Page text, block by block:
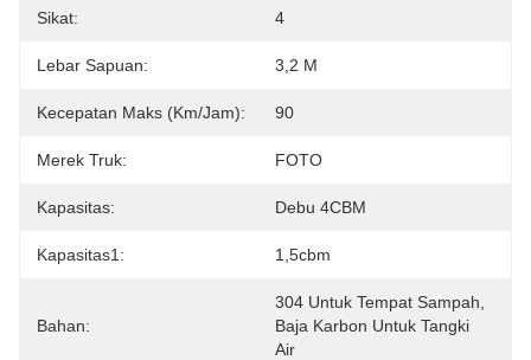
Sikat: 4
Lebar Sapuan: 3,2 M
Kecepatan Maks (km/jam): 90
Merek Truk: FOTO
Kapasitas: Debu 4CBM
Kapasitas1: 1,5cbm
Bahan:
304 Untuk Tempat Sampah,
Baja Karbon Untuk Tangki
Air